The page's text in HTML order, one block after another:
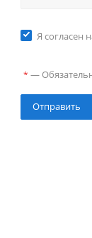
Я согласен
* —
Отправить